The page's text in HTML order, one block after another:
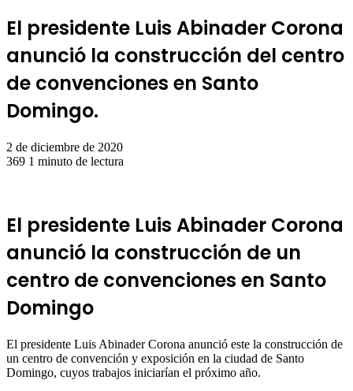
El presidente Luis Abinader Corona
anunció la construcción del centro
de convenciones en Santo
Domingo.
2 de diciembre de 2020
369 1 minuto de lectura
El presidente Luis Abinader Corona
anunció la construcción de un
centro de convenciones en Santo
Domingo
El presidente Luis Abinader Corona anunció este la construcción de
un centro de convención y exposición en la ciudad de Santo
Domingo, cuyos trabajos iniciarían el próximo año.